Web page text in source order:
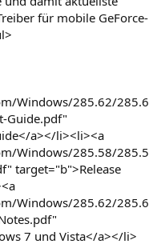
für mobile GeForce-
Windows/285.62/285.6
Guide.pdf"
a></li><li><a
Windows/285.58/285.5
target="b">Release
Windows/285.62/285.6
7 und Vista</a></li>